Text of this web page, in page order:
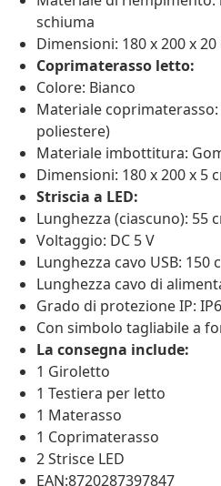
schiuma
Dimensioni: 180 x 200 x 20
Coprimaterasso letto:
Colore: Bianco
Materiale coprimaterasso:
poliestere)
Materiale imbottitura:
Dimensioni: 180 x 200 x 5
Striscia a LED:
Lunghezza (ciascuno): 55
Voltaggio: DC 5 V
Lunghezza cavo USB: 150
Lunghezza cavo di
Grado di protezione IP:
Con simbolo tagliabile a
La consegna include:
1 Giroletto
1 Testiera per letto
1 Materasso
1 Coprimaterasso
2 Strisce LED
EAN:8720287397847